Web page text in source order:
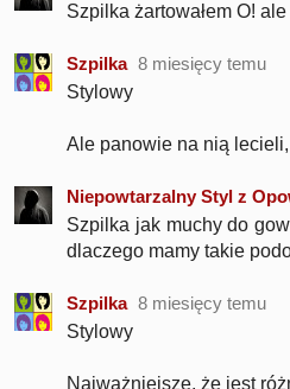
Szpilka żartowałem O!
Szpilka 8 miesięcy temu
Stylowy
Ale panowie na nią
Niepowtarzalny Styl z
Szpilka jak muchy do
dlaczego mamy takie
Szpilka 8 miesięcy temu
Stylowy
Najważniejsze, że jest